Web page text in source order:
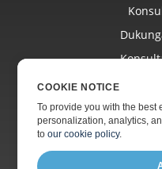
COOKIE NOTICE
To provide you with the best
personalization, analytics,
toour cookie policy.